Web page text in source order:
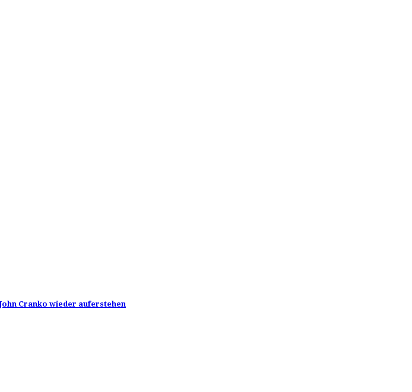
Cranko wieder auferstehen